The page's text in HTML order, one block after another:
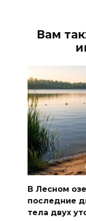
Вам
В Лесном
последние
тела двух